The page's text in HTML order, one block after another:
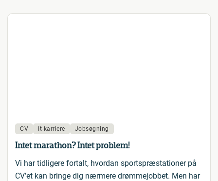
CV It-karriere Jobsøgning
Intet marathon? Intet problem!
Vi har tidligere fortalt, hvordan sportspræstationer på
CV’et kan bringe dig nærmere drømmejobbet. Men har